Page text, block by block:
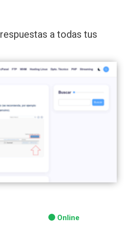
a todas tus
Online